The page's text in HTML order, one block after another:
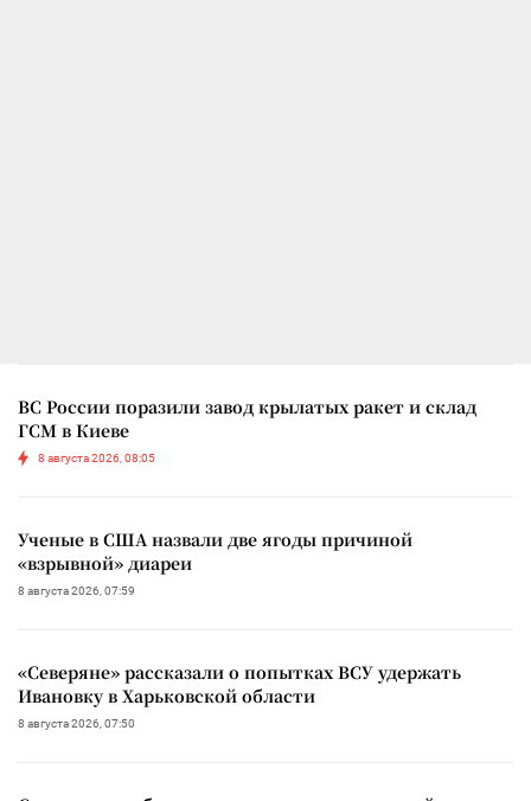
ВС России поразили завод крылатых ракет и склад
ГСМ в Киеве
8 августа 2026, 08:05
Ученые в США назвали две ягоды причиной
«взрывной» диареи
8 августа 2026, 07:59
«Северяне» рассказали о попытках ВСУ удержать
Ивановку в Харьковской области
8 августа 2026, 07:50